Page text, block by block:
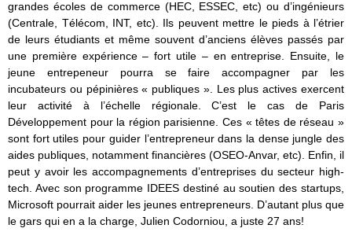
grandes écoles de commerce (HEC, ESSEC, etc) ou d’ingénieurs
(Centrale, Télécom, INT, etc). Ils peuvent mettre le pieds à l’étrier
de leurs étudiants et même souvent d’anciens élèves passés par
une première expérience – fort utile – en entreprise. Ensuite, le
jeune entrepeneur pourra se faire accompagner par les
incubateurs ou pépinières « publiques ». Les plus actives exercent
leur activité à l’échelle régionale. C’est le cas de Paris
Développement pour la région parisienne. Ces « têtes de réseau »
sont fort utiles pour guider l’entrepreneur dans la dense jungle des
aides publiques, notamment financières (OSEO-Anvar, etc). Enfin, il
peut y avoir les accompagnements d’entreprises du secteur high-
tech. Avec son programme IDEES destiné au soutien des startups,
Microsoft pourrait aider les jeunes entrepreneurs. D’autant plus que
le gars qui en a la charge, Julien Codorniou, a juste 27 ans!